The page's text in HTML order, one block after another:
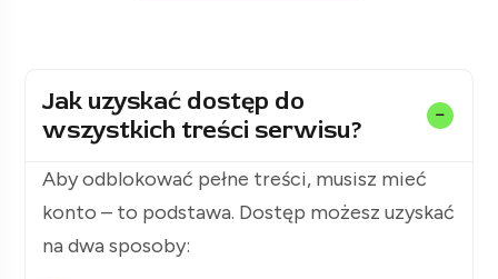
Jak uzyskać dostęp do
wszystkich treści serwisu?
Aby odblokować pełne treści, musisz mieć
konto – to podstawa. Dostęp możesz uzyskać
na dwa sposoby: